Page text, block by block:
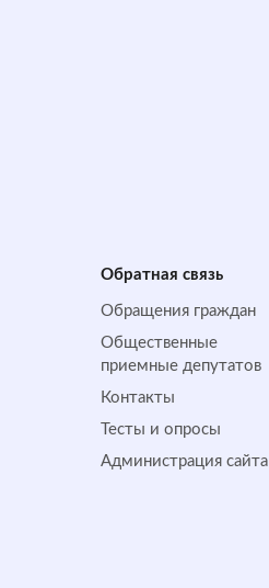
Обратная cвязь
Обращения граждан
Общественные
приемные депутатов
Контакты
Тесты и опросы
Администрация сайта